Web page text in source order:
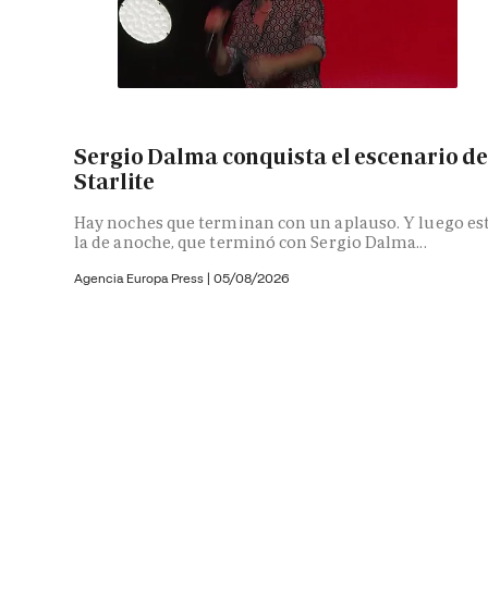
Sergio Dalma conquista el escenario de
Starlite
Hay noches que terminan con un aplauso. Y luego
la de anoche, que terminó con Sergio Dalma...
Agencia Europa Press | 05/08/2026